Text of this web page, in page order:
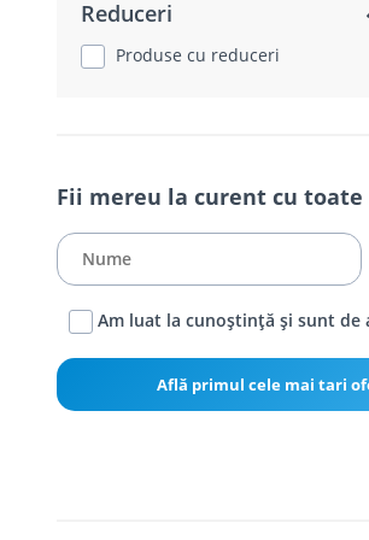
Reduceri
Produse cu reduceri
Fii mereu la curent cu
Am luat la cunoștință și sunt de
Află primul cele mai tari